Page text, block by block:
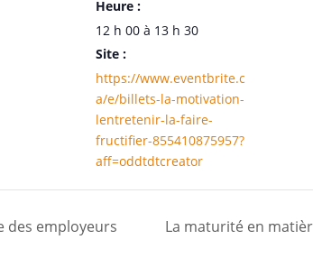
Heure :
12 h 00 à 13 h 30
Site :
https://www.eventbrite.c
a/e/billets-la-motivation-
lentretenir-la-faire-
fructifier-855410875957?
aff=oddtdtcreator
des employeurs La maturité en